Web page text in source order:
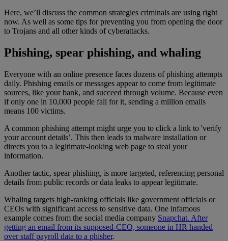
Here, we’ll discuss the common strategies criminals are using right
now. As well as some tips for preventing you from opening the door
to Trojans and all other kinds of cyberattacks.
Phishing, spear phishing, and whaling
Everyone with an online presence faces dozens of phishing attempts
daily. Phishing emails or messages appear to come from legitimate
sources, like your bank, and succeed through volume. Because even
if only one in 10,000 people fall for it, sending a million emails
means 100 victims.
A common phishing attempt might urge you to click a link to 'verify
your account details’. This then leads to malware installation or
directs you to a legitimate-looking web page to steal your
information.
Another tactic, spear phishing, is more targeted, referencing personal
details from public records or data leaks to appear legitimate.
Whaling targets high-ranking officials like government officials or
CEOs with significant access to sensitive data. One infamous
example comes from the social media company Snapchat. After
getting an email from its supposed-CEO, someone in HR handed
over staff payroll data to a phisher.